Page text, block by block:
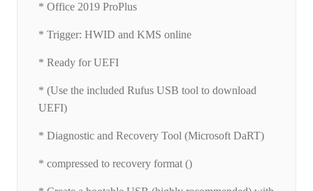
* Office 2019 ProPlus
* Trigger: HWID and KMS online
* Ready for UEFI
* (Use the included Rufus USB tool to download
UEFI)
* Diagnostic and Recovery Tool (Microsoft DaRT)
* compressed to recovery format ()